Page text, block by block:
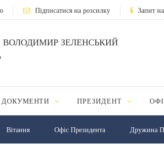
Підписатися на розсилку Запит
ВОЛОДИМИР ЗЕЛЕНСЬКИЙ
ДОКУМЕНТИ ПРЕЗИДЕНТ
Вiтання Офіс Президента Дружина